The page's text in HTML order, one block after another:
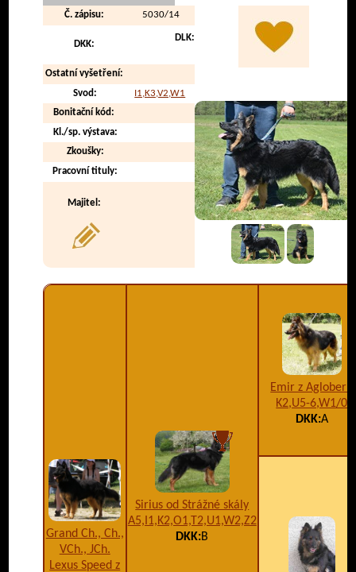
Č. zápisu: 5030/14
DKK:
DLK:
Ostatní vyšetření:
Svod:
I1,K3,V2,W1
Bonitační kód:
Kl./sp. výstava:
Zkoušky:
Pracovní tituly:
Majitel:
Grand Ch., Ch.,
VCh., JCh.
Lexus Speed z
Sirius od Strážné skály
A5,I1,K2,O1,T2,U1,W2,Z2
DKK:B
Emir z Aglobern
K2,U5-6,W1/0
DKK:A